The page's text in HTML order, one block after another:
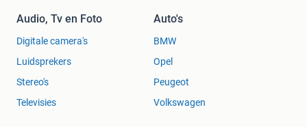
Audio, Tv en Foto
Digitale camera's
Luidsprekers
Stereo's
Televisies
Auto's
BMW
Opel
Peugeot
Volkswagen